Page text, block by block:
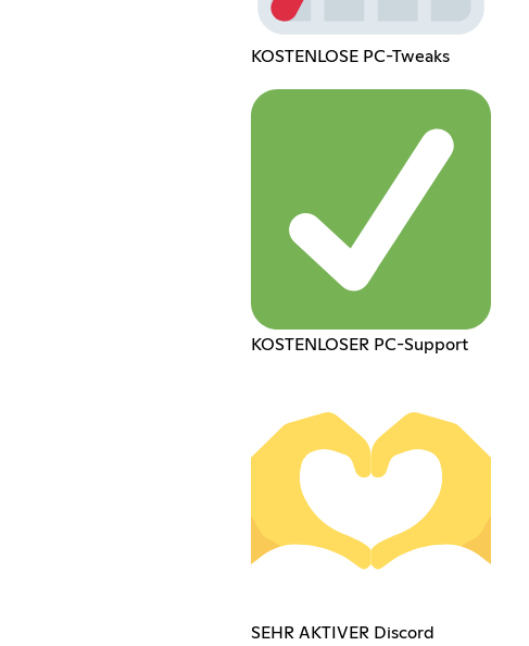
KOSTENLOSE PC-Tweaks
KOSTENLOSER PC-Support
SEHR AKTIVER Discord